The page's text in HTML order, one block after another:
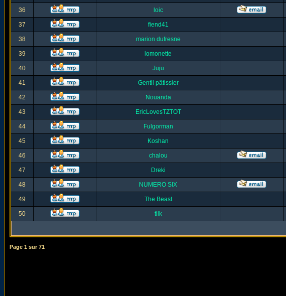
36 loic
37 fiend41
38 marion dufresne
39 lomonette
40 Juju
41 Gentil pâtissier
42 Nouanda
43 EricLovesTZTOT
44 Fulgorman
45 Koshan
46 chalou
47 Dreki
48 NUMERO SIX
49 The Beast
50 tilk
Page 1 sur71